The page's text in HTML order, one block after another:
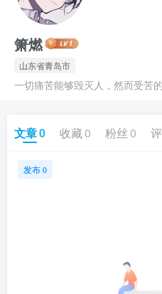
箫燃
山东省青岛市
一切痛苦能够毁灭人，然而受苦
文章0 收藏 0 粉丝 0
发布 0